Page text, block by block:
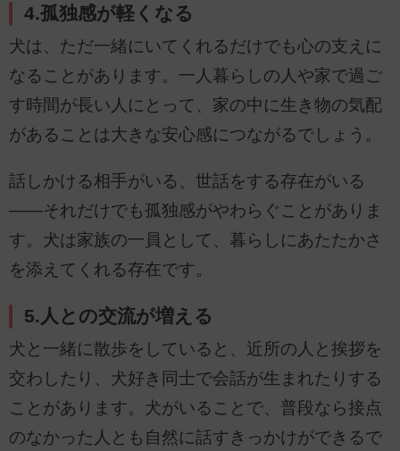
4.孤独感が軽くなる
犬は、ただ一緒にいてくれるだけでも心の支えに
なることがあります。一人暮らしの人や家で過ご
す時間が長い人にとって、家の中に生き物の気配
があることは大きな安心感につながるでしょう。
話しかける相手がいる、世話をする存在がいる
――それだけでも孤独感がやわらぐことがありま
す。犬は家族の一員として、暮らしにあたたかさ
を添えてくれる存在です。
5.人との交流が増える
犬と一緒に散歩をしていると、近所の人と挨拶を
交わしたり、犬好き同士で会話が生まれたりする
ことがあります。犬がいることで、普段なら接点
のなかった人とも自然に話すきっかけができるで